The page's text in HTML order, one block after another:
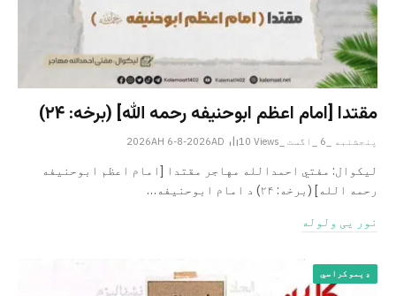
مقتدا [امام اعظم ابوحنیفه رحمه الله‎] (برخه: ۲۴)
پنجشنبه _6 _اگست _2026AH 6-8-2026AD 10 Views
لیکوال: مفتي احمدالله مهاجر مقتدا [امام اعظم ابوحنیفه
رحمه الله‎] (برخه: ۲۴) د امام ابوحنيفه…
نور یی ولوله
ډیموکراسي